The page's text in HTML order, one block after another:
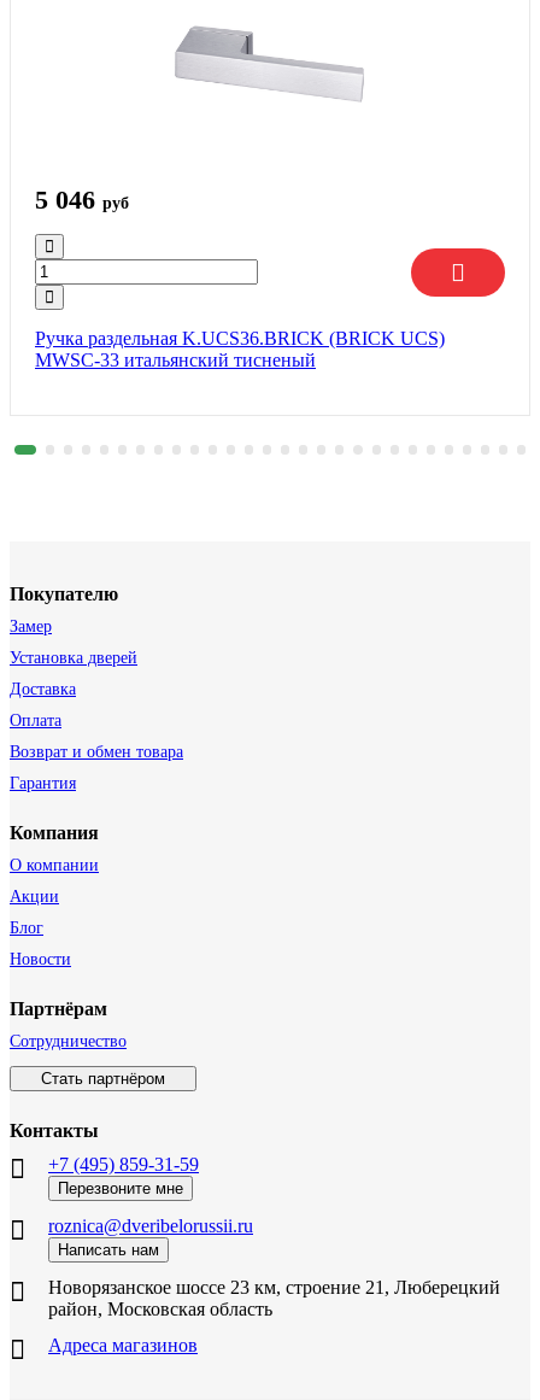
5 046 руб
Ручка раздельная K.UCS36.BRICK (BRICK UCS)
MWSC-33 итальянский тисненый
Покупателю
Замер
Установка дверей
Доставка
Оплата
Возврат и обмен товара
Гарантия
Компания
О компании
Акции
Блог
Новости
Партнёрам
Сотрудничество
Стать партнёром
Контакты
+7 (495) 859-31-59
Перезвоните мне
roznica@dveribelorussii.ru
Написать нам
Новорязанское шоссе 23 км, строение 21, Люберецкий
район, Московская область
Адреса магазинов